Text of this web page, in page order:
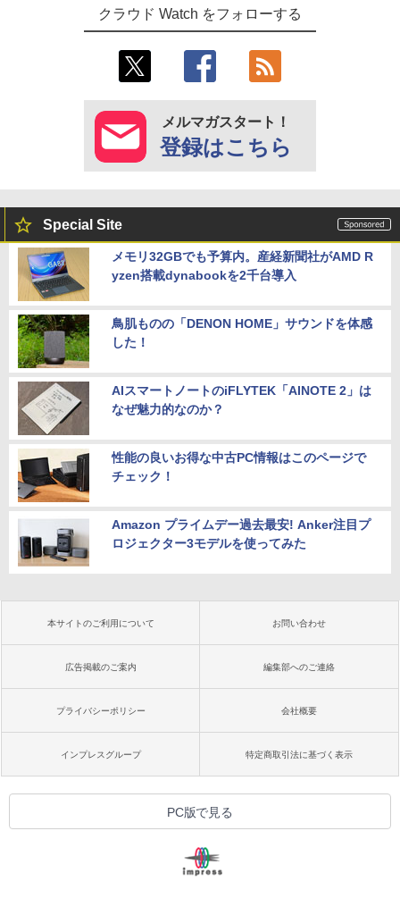
クラウド Watch をフォローする
メルマガスタート！
登録はこちら
Special Site
メモリ32GBでも予算内。産経新聞社がAMD R
yzen搭載dynabookを2千台導入
鳥肌ものの「DENON HOME」サウンドを体感
した！
AIスマートノートのiFLYTEK「AINOTE 2」は
なぜ魅力的なのか？
性能の良いお得な中古PC情報はこのページで
チェック！
Amazon プライムデー過去最安! Anker注目プ
ロジェクター3モデルを使ってみた
本サイトのご利用について お問い合わせ
広告掲載のご案内 編集部へのご連絡
プライバシーポリシー 会社概要
インプレスグループ 特定商取引法に基づく表示
PC版で見る